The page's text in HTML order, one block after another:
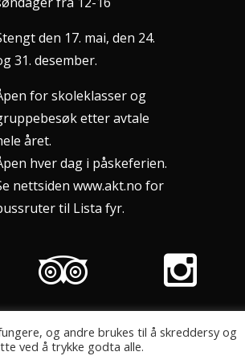
den 17. mai, den 24.
31. desember.
for skoleklasser og
etter avtale
året.
hver dag i påskeferien.
nettsiden www.akt.no for
til Lista fyr.
og andre brukes til å skreddersy og
ved å trykke godta alle.